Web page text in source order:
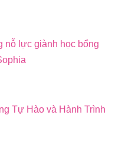
nỗ lực giành học bổng
Tự Hào và Hành Trình